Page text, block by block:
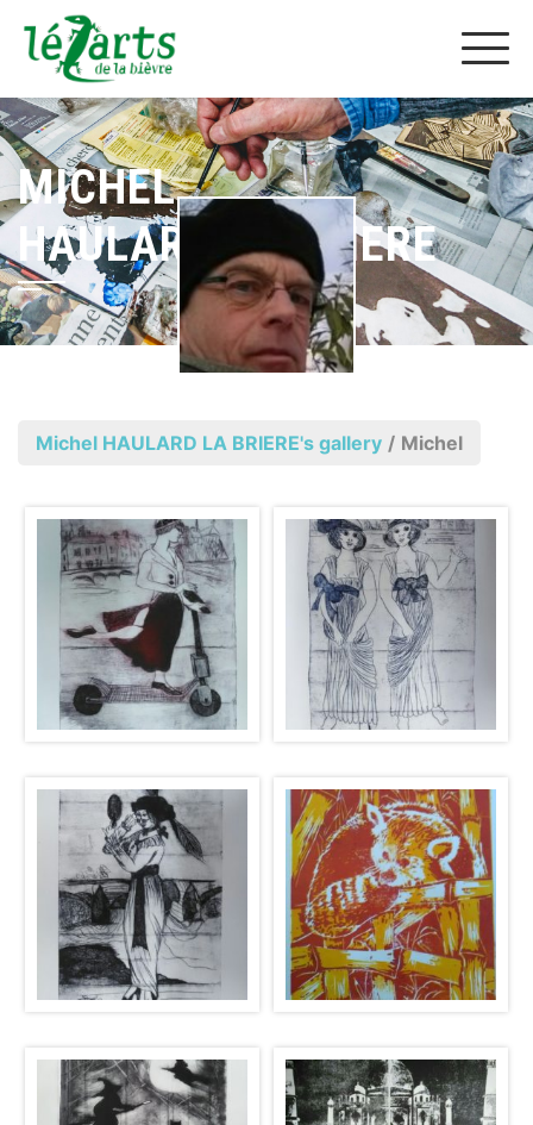
MICHEL
HAULARD LA BRIERE
Michel HAULARD LA BRIERE's gallery / Michel